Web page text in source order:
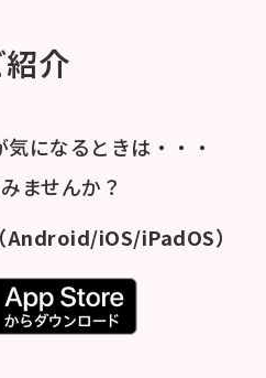
介
になるときは・・・
ませんか？
（Android/iOS/iPadOS）